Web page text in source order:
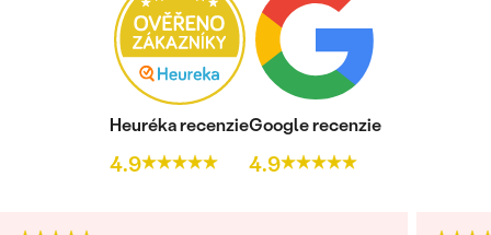
Heuréka recenzie
4.9
Google recenzie
4.9